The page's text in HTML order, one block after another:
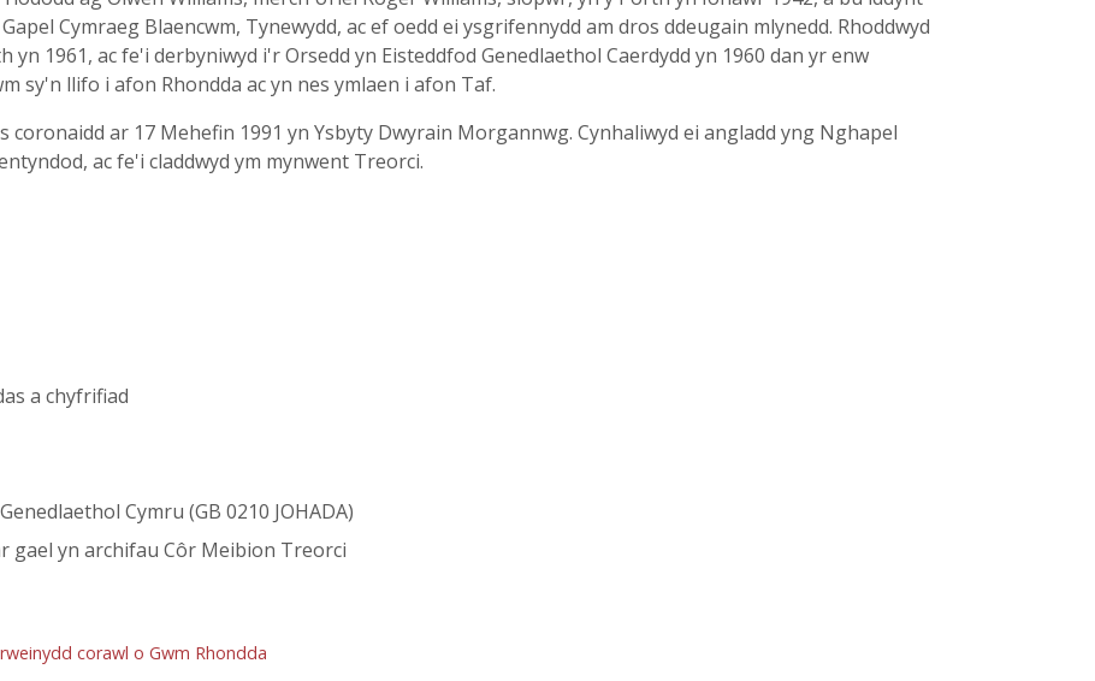
Cymraeg Blaencwm, Tynewydd, ac ef oedd ei ysgrifennydd am dros ddeugain mlynedd. Rhoddwyd
yn 1961, ac fe'i derbyniwyd i'r Orsedd yn Eisteddfod Genedlaethol Caerdydd yn 1960 dan yr enw
sy'n llifo i afon Rhondda ac yn nes ymlaen i afon Taf.
coronaidd ar 17 Mehefin 1991 yn Ysbyty Dwyrain Morgannwg. Cynhaliwyd ei angladd yng Nghapel
ac fe'i claddwyd ym mynwent Treorci.
a chyfrifiad
Cymru (GB 0210 JOHADA)
gael yn archifau Côr Meibion Treorci
corawl o Gwm Rhondda